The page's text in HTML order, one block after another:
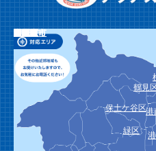
鶴見
港
保土ケ谷区
緑区
栄区
泉区
瀬谷区
川崎市
川崎区
幸区
中原区
高津区
宮前区
多摩区
麻生区
横須賀市
鎌倉市
逗子市
三浦市
葉山町
相模原市
緑区
中央区
南区
厚木市
大和市
海老名市
座間市
綾瀬市
愛川町
平塚市
藤沢市
茅ヶ崎市
秦野市
伊勢原市
寒川町
大磯町
二宮町
小田原市
南足柄市
中井町
大井町
松田町
山北町
開成町
箱根町
真鶴町
湯河原町